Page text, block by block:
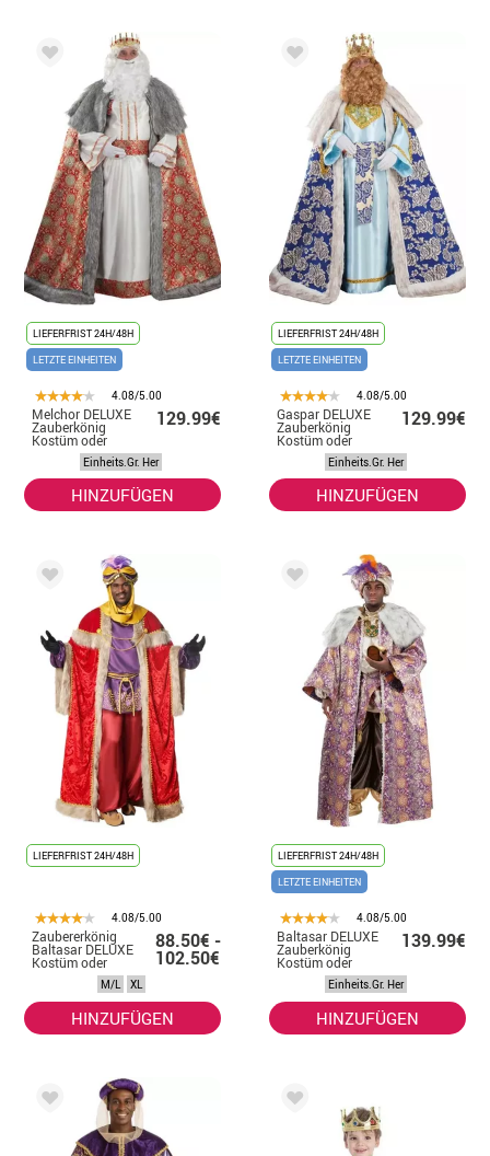
LIEFERFRIST 24H/48H
LETZTE EINHEITEN
4.08/5.00
Melchor DELUXE
Zauberkönig
Kostüm oder
Kostüm für
129.99€
Einheits.Gr. Her
HINZUFÜGEN
LIEFERFRIST 24H/48H
LETZTE EINHEITEN
4.08/5.00
Gaspar DELUXE
Zauberkönig
Kostüm oder
Kostüm für
129.99€
Einheits.Gr. Her
HINZUFÜGEN
LIEFERFRIST 24H/48H
4.08/5.00
Zaubererkönig
Baltasar DELUXE
Kostüm oder
Anzug für Herren
88.50€ -
102.50€
M/L XL
HINZUFÜGEN
LIEFERFRIST 24H/48H
LETZTE EINHEITEN
4.08/5.00
Baltasar DELUXE
Zauberkönig
Kostüm oder
Kostüm für
139.99€
Einheits.Gr. Her
HINZUFÜGEN